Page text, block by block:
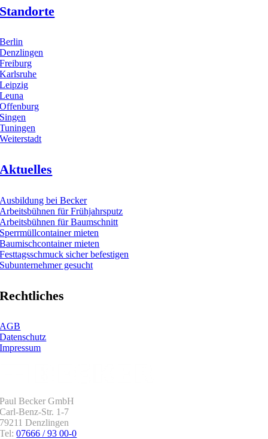
Standorte
Berlin
Denzlingen
Freiburg
Karlsruhe
Leipzig
Leuna
Offenburg
Singen
Tuningen
Weiterstadt
Aktuelles
Ausbildung bei Becker
Arbeitsbühnen für Frühjahrsputz
Arbeitsbühnen für Baumschnitt
Sperrmüllcontainer mieten
Baumischcontainer mieten
Festtagsschmuck sicher befestigen
Subunternehmer gesucht
Rechtliches
AGB
Datenschutz
Impressum
Paul Becker GmbH
Carl-Benz-Str. 1-7
79211 Denzlingen
Tel:07666 / 93 00-0